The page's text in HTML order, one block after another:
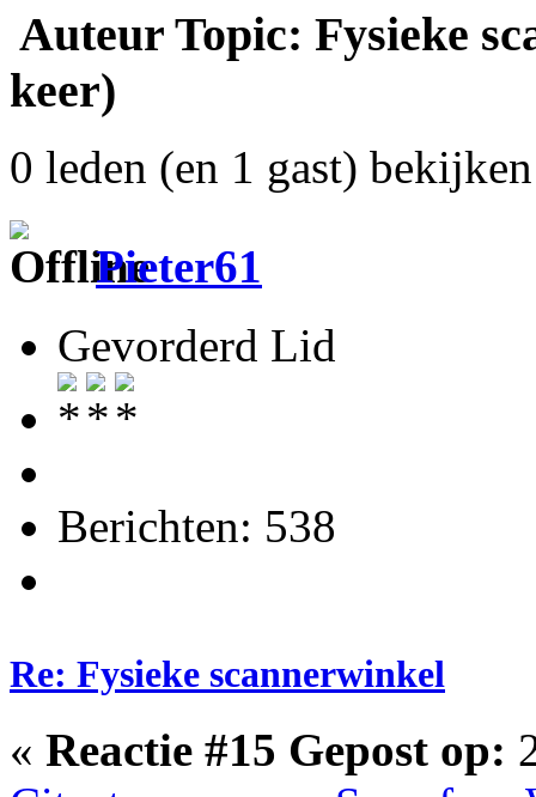
Auteur Topic: Fysieke
keer)
0 leden (en 1 gast)
Pieter61
Gevorderd Lid
Berichten: 538
Re: Fysieke scannerwinkel
« Reactie #15 Gepost op: